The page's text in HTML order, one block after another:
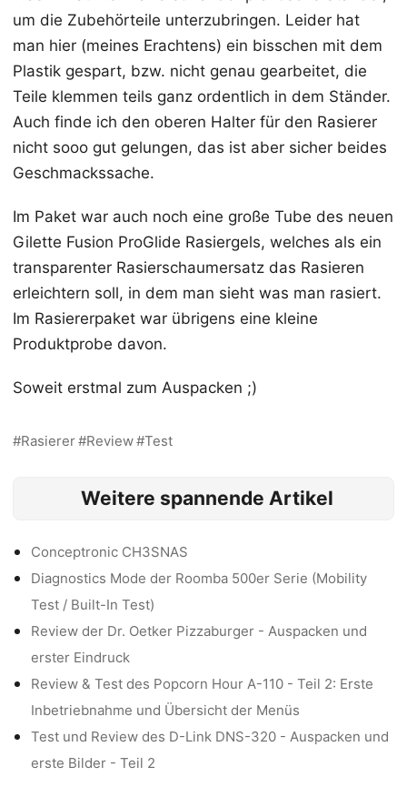
um die Zubehörteile unterzubringen. Leider hat
man hier (meines Erachtens) ein bisschen mit dem
Plastik gespart, bzw. nicht genau gearbeitet, die
Teile klemmen teils ganz ordentlich in dem Ständer.
Auch finde ich den oberen Halter für den Rasierer
nicht sooo gut gelungen, das ist aber sicher beides
Geschmackssache.
Im Paket war auch noch eine große Tube des neuen
Gilette Fusion ProGlide Rasiergels, welches als ein
transparenter Rasierschaumersatz das Rasieren
erleichtern soll, in dem man sieht was man rasiert.
Im Rasiererpaket war übrigens eine kleine
Produktprobe davon.
Soweit erstmal zum Auspacken ;)
Rasierer Review Test
Weitere spannende Artikel
Conceptronic CH3SNAS
Diagnostics Mode der Roomba 500er Serie (Mobility
Test / Built-In Test)
Review der Dr. Oetker Pizzaburger - Auspacken und
erster Eindruck
Review & Test des Popcorn Hour A-110 - Teil 2: Erste
Inbetriebnahme und Übersicht der Menüs
Test und Review des D-Link DNS-320 - Auspacken und
erste Bilder - Teil 2